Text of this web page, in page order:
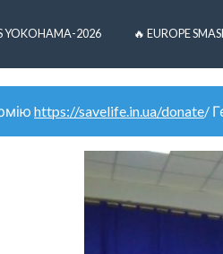
YOKOHAMA-2026 🔥 EUROPE
https://savelife.in.ua/donate/